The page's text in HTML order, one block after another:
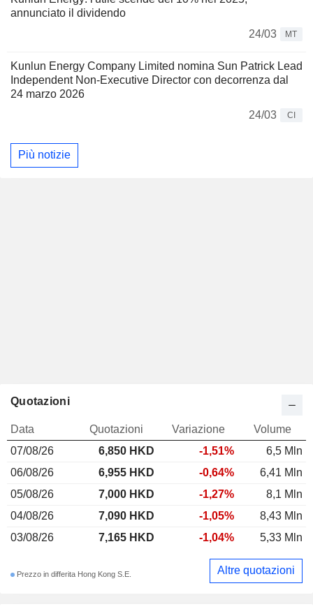
annunciato il dividendo
24/03
MT
Kunlun Energy Company Limited nomina Sun Patrick Lead
Independent Non-Executive Director con decorrenza dal
24 marzo 2026
24/03
CI
Più notizie
Quotazioni
Data Quotazioni Variazione
Volume
07/08/26
6,850 HKD -1,51%
6,5 Mln
06/08/26
6,955 HKD -0,64%
6,41 Mln
05/08/26
7,000 HKD -1,27%
8,1 Mln
04/08/26
7,090 HKD -1,05%
8,43 Mln
03/08/26
7,165 HKD -1,04% 5,33 Mln
Prezzo in differita Hong Kong S.E. Altre quotazioni